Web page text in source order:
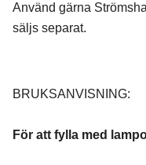
Använd gärna
säljs separat.
BRUKSANVISNING:
För att fylla med